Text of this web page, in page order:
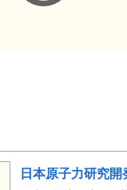
日本原子力研究